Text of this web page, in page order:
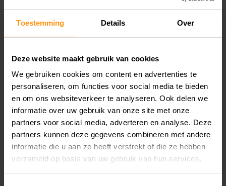
Toestemming Details Over
Deze website maakt gebruik van cookies
We gebruiken cookies om content en advertenties te
personaliseren, om functies voor social media te bieden
en om ons websiteverkeer te analyseren. Ook delen we
informatie over uw gebruik van onze site met onze
partners voor social media, adverteren en analyse. Deze
partners kunnen deze gegevens combineren met andere
informatie die u aan ze heeft verstrekt of die ze hebben
verzameld op basis van uw gebruik van hun services.
MOTOR VAN DE KAWASKI
VERSYS 1100